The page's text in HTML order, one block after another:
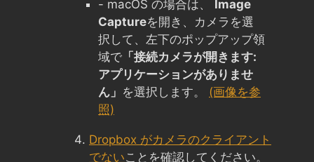
- macOS の場合は、 Image
Captureを開き、カメラを選
択して、左下のポップアップ領
域で 「接続カメラが開きます:
アプリケーションがありませ
ん」 を選択します。 (画像を参
照)
Dropbox がカメラのクライアント
でないことを確認してください。